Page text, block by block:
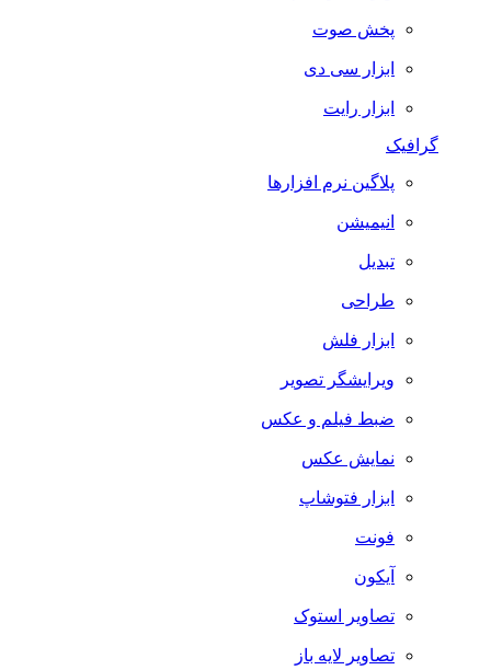
پخش صوت
ابزار سی دی
ابزار رایت
گرافیک
پلاگین نرم افزارها
انیمیشن
تبدیل
طراحی
ابزار فلش
ویرایشگر تصویر
ضبط فيلم و عكس
نمایش عکس
ابزار فتوشاپ
فونت
آیکون
تصاویر استوک
تصاویر لایه باز